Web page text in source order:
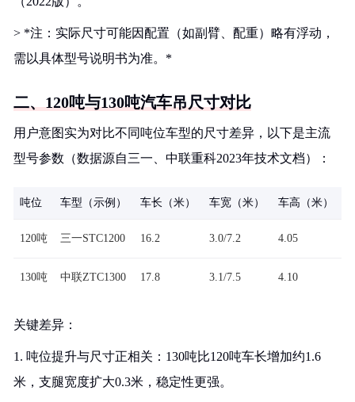
> *注：实际尺寸可能因配置（如副臂、配重）略有浮动，
需以具体型号说明书为准。*
二、120吨与130吨汽车吊尺寸对比
用户意图实为对比不同吨位车型的尺寸差异，以下是主流
型号参数（数据源自三一、中联重科2023年技术文档）：
吨位 车型（示例） 车长（米） 车宽（米） 车高（米）
120吨 三一STC1200 16.2 3.0/7.2 4.05
130吨 中联ZTC1300 17.8 3.1/7.5 4.10
关键差异：
1. 吨位提升与尺寸正相关：130吨比120吨车长增加约1.6
米，支腿宽度扩大0.3米，稳定性更强。